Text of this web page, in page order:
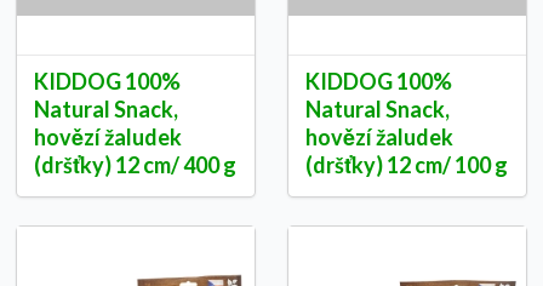
KIDDOG 100%
Natural Snack,
hovězí žaludek
(dršťky) 12 cm/ 400 g
KIDDOG 100%
Natural Snack,
hovězí žaludek
(dršťky) 12 cm/ 100 g